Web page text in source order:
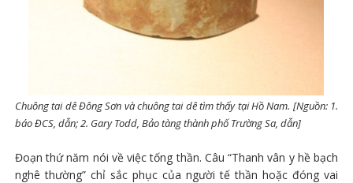
Chuông tai dê Đông Sơn và chuông tai dê tìm thấy tại Hồ Nam. [Nguồn: 1.
báo ĐCS, dẫn; 2. Gary Todd, Bảo tàng thành phố Trường Sa, dẫn]
Đoạn thứ năm nói về việc tống thần. Câu “Thanh vân y hề bạch
nghê thường” chỉ sắc phục của người tế thần hoặc đóng vai